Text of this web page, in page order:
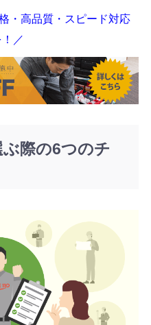
・高品質・スピード対応
／
際の6つのチ